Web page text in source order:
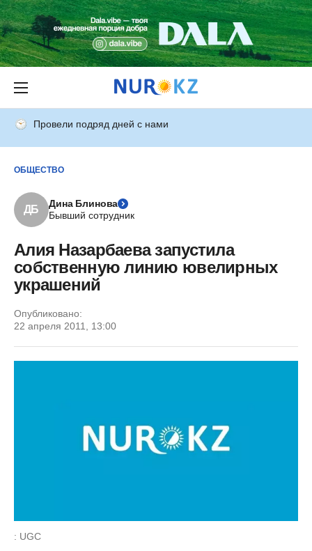
Провели подряд дней с нами
ОБЩЕСТВО
ДБ
Дина Блинова
Бывший сотрудник
Алия Назарбаева запустила
собственную линию ювелирных
украшений
Опубликовано:
22 апреля 2011, 13:00
: UGC